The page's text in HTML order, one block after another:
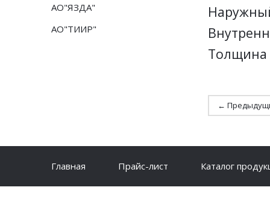
АО"ЯЗДА"
АО"ТИИР"
Толщина
←
Главная Прайс-лист Каталог